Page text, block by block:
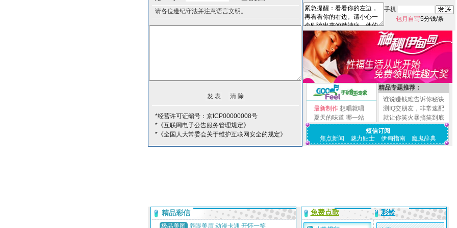
请各位遵纪守法并注意语言文明。
*经营许可证编号：京ICP00000008号
*《互联网电子公告服务管理规定》
*《全国人大常委会关于维护互联网安全的规定》
手机
包月自写5分钱/条
最新制作 想唱就唱
夏天的味道 哪一站
精品专题推荐：
谁说赚钱难告诉你秘诀
测IQ交朋友，非常速配
就让你笑火暴搞笑到底
短信订阅
焦点新闻
魅力贴士 伊甸指南 魔鬼辞典